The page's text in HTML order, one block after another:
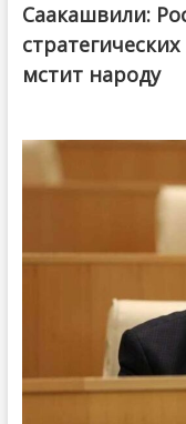
Саакашвили:
мстит народу